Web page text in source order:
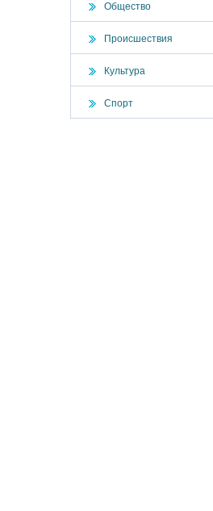
Общество
Происшествия
Культура
Спорт